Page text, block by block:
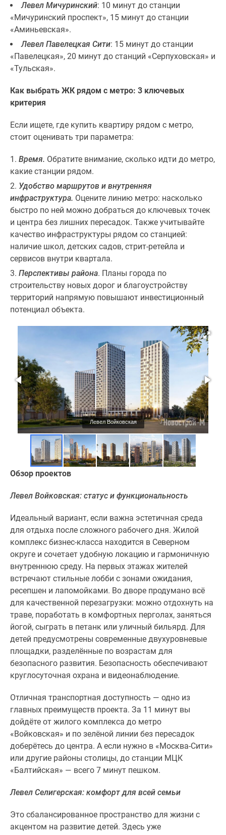
Квартиры
карте
Ипотечный
калькулятор
Семейная
Военная
ипотека
программы
Новости
недвижимости
Мнение
эксперта
Аналитика
рынка
Покупателю
Экспертиза
новостроек
Эксперты
авторы
сайте
Дзен
Машино-
места
Апартаменты
#траншевая
#рассрочка
ипотека
скидками
41%
Видео
360°
новостроек
Субсидированная
застройщиком
Rutube
Поиск
дома
Москве
реновации
Москве
Новостройки
премиум-
класса
Новостройки
класса
Траншевая
ипотека
Левел Мичуринский: 10 минут до станции
«Мичуринский проспект», 15 минут до станции
«Аминьевская».
Левел Павелецкая Сити: 15 минут до станции
«Павелецкая», 20 минут до станций «Серпуховская» и
«Тульская».
Как выбрать ЖК рядом с метро: 3 ключевых
критерия
Если ищете, где купить квартиру рядом с метро,
стоит оценивать три параметра:
Время. Обратите внимание, сколько идти до метро,
какие станции рядом.
Удобство маршрутов и внутренняя
инфраструктура. Оцените линию метро: насколько
быстро по ней можно добраться до ключевых точек
и центра без лишних пересадок. Также учитывайте
качество инфраструктуры рядом со станцией:
наличие школ, детских садов, стрит-ретейла и
сервисов внутри квартала.
Перспективы района. Планы города по
строительству новых дорог и благоустройству
территорий напрямую повышают инвестиционный
потенциал объекта.
Левел Войковская
Обзор проектов
Левел Войковская: статус и функциональность
Идеальный вариант, если важна эстетичная среда
для отдыха после сложного рабочего дня. Жилой
комплекс бизнес-класса находится в Северном
округе и сочетает удобную локацию и гармоничную
внутреннюю среду. На первых этажах жителей
встречают стильные лобби с зонами ожидания,
ресепшен и лапомойками. Во дворе продумано всё
для качественной перезагрузки: можно отдохнуть на
траве, поработать в комфортных перголах, заняться
йогой, сыграть в петанк или уличный бильярд. Для
детей предусмотрены современные двухуровневые
площадки, разделённые по возрастам для
безопасного развития. Безопасность обеспечивают
круглосуточная охрана и видеонаблюдение.
Отличная транспортная доступность — одно из
главных преимуществ проекта. За 11 минут вы
дойдёте от жилого комплекса до метро
«Войковская» и по зелёной линии без пересадок
доберётесь до центра. А если нужно в «Москва‑Сити»
или другие районы столицы, до станции МЦК
«Балтийская» — всего 7 минут пешком.
Левел Селигерская: комфорт для всей семьи
Это сбалансированное пространство для жизни с
акцентом на развитие детей. Здесь уже